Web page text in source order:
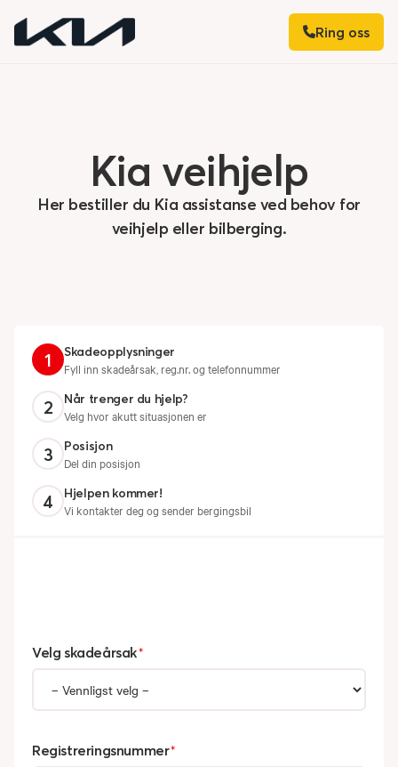
Ring oss
Kia veihjelp
Her bestiller du Kia assistanse ved behov for
veihjelp eller bilberging.
1
Skadeopplysninger
Fyll inn skadeårsak, reg.nr. og telefonnummer
2
Når trenger du hjelp?
Velg hvor akutt situasjonen er
3
Posisjon
Del din posisjon
4
Hjelpen kommer!
Vi kontakter deg og sender bergingsbil
Velg skadeårsak*
Registreringsnummer*